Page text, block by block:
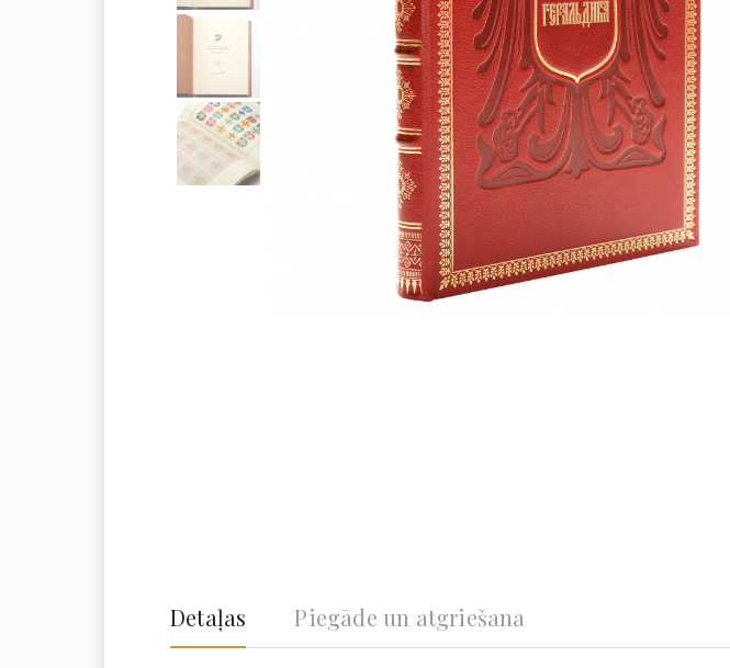
Detaļas Piegāde un atgriešana